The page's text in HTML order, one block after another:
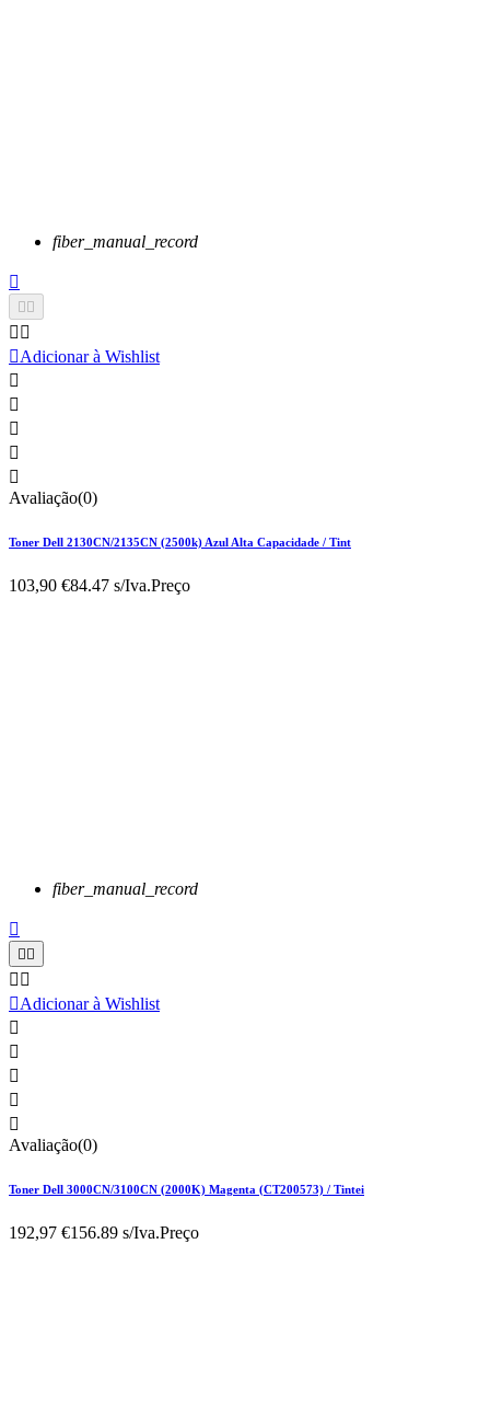
fiber_manual_record


 
Adicionar à Wishlist





Avaliação(0)
Toner Dell 2130CN/2135CN (2500k) Azul Alta Capacidade / Tint
103,90 €84.47 s/Iva.Preço
fiber_manual_record


 
Adicionar à Wishlist





Avaliação(0)
Toner Dell 3000CN/3100CN (2000K) Magenta (CT200573) / Tintei
192,97 €156.89 s/Iva.Preço